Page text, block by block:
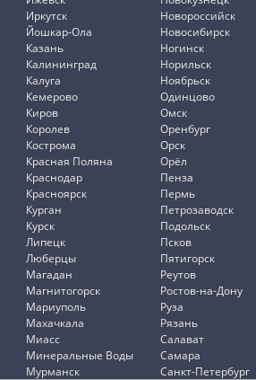
Иркутск
Йошкар-Ола
Казань
Калининград
Калуга
Кемерово
Киров
Королев
Кострома
Красная Поляна
Краснодар
Красноярск
Курган
Курск
Липецк
Люберцы
Магадан
Магнитогорск
Мариуполь
Махачкала
Миасс
Минеральные Воды
Мурманск
Новороссийск
Новосибирск
Ногинск
Норильск
Ноябрьск
Одинцово
Омск
Оренбург
Орск
Орёл
Пенза
Пермь
Петрозаводск
Подольск
Псков
Пятигорск
Реутов
Ростов-на-Дону
Руза
Рязань
Салават
Самара
Санкт-Петербург